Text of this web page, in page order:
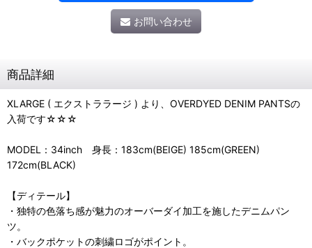
お問い合わせ
商品詳細
XLARGE ( エクストララージ ) より、OVERDYED DENIM PANTSの
入荷です☆☆☆
MODEL：34inch 身長：183cm(BEIGE) 185cm(GREEN)
172cm(BLACK)
【ディテール】
・独特の色落ち感が魅力のオーバーダイ加工を施したデニムパン
ツ。
・バックポケットの刺繍ロゴがポイント。